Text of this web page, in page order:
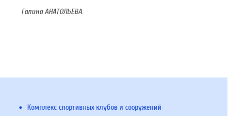
Галина АНАТОЛЬЕВА
Комплекс спортивных клубов и сооружений